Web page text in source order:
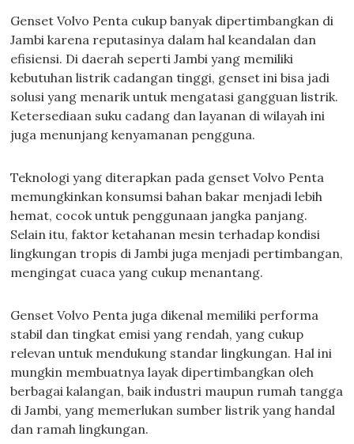
Genset Volvo Penta cukup banyak dipertimbangkan di
Jambi karena reputasinya dalam hal keandalan dan
efisiensi. Di daerah seperti Jambi yang memiliki
kebutuhan listrik cadangan tinggi, genset ini bisa jadi
solusi yang menarik untuk mengatasi gangguan listrik.
Ketersediaan suku cadang dan layanan di wilayah ini
juga menunjang kenyamanan pengguna.
Teknologi yang diterapkan pada genset Volvo Penta
memungkinkan konsumsi bahan bakar menjadi lebih
hemat, cocok untuk penggunaan jangka panjang.
Selain itu, faktor ketahanan mesin terhadap kondisi
lingkungan tropis di Jambi juga menjadi pertimbangan,
mengingat cuaca yang cukup menantang.
Genset Volvo Penta juga dikenal memiliki performa
stabil dan tingkat emisi yang rendah, yang cukup
relevan untuk mendukung standar lingkungan. Hal ini
mungkin membuatnya layak dipertimbangkan oleh
berbagai kalangan, baik industri maupun rumah tangga
di Jambi, yang memerlukan sumber listrik yang handal
dan ramah lingkungan.